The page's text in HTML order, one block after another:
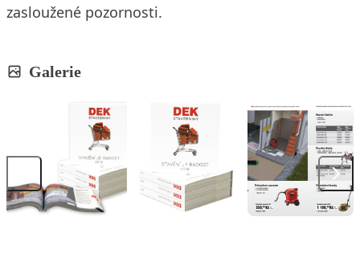
zasloužené pozornosti.
Galerie